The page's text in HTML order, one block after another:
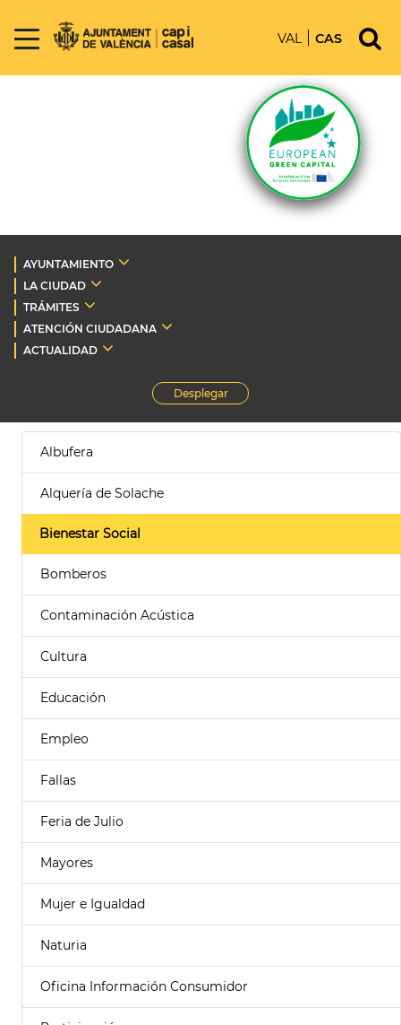
VAL CAS
AYUNTAMIENTO
LA CIUDAD
TRÁMITES
ATENCIÓN CIUDADANA
ACTUALIDAD
Desplegar
Albufera
Alquería de Solache
Bienestar Social
Bomberos
Contaminación Acústica
Cultura
Educación
Empleo
Fallas
Feria de Julio
Mayores
Mujer e Igualdad
Naturia
Oficina Información Consumidor